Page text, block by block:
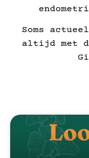
Soms
altijd met